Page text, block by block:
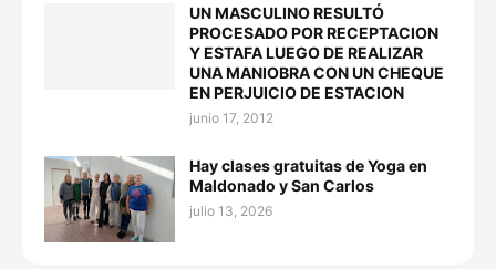
UN MASCULINO RESULTÓ
PROCESADO POR RECEPTACION
Y ESTAFA LUEGO DE REALIZAR
UNA MANIOBRA CON UN CHEQUE
EN PERJUICIO DE ESTACION
junio 17, 2012
Hay clases gratuitas de Yoga en
Maldonado y San Carlos
julio 13, 2026